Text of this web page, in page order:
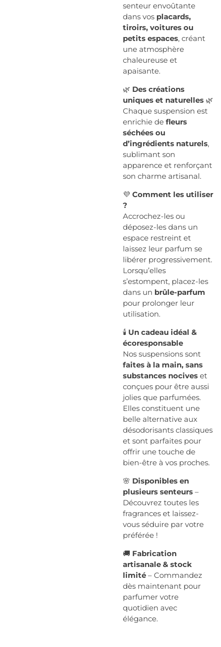
senteur envoûtante
dans vos placards,
tiroirs, voitures ou
petits espaces, créant
une atmosphère
chaleureuse et
apaisante.
🌿 Des créations
uniques et naturelles 🌿
Chaque suspension est
enrichie de fleurs
séchées ou
d’ingrédients naturels,
sublimant son
apparence et renforçant
son charme artisanal.
💜 Comment les utiliser
?
Accrochez-les ou
déposez-les dans un
espace restreint et
laissez leur parfum se
libérer progressivement.
Lorsqu’elles
s’estompent, placez-les
dans un brûle-parfum
pour prolonger leur
utilisation.
🕯️ Un cadeau idéal &
écoresponsable
Nos suspensions sont
faites à la main, sans
substances nocives et
conçues pour être aussi
jolies que parfumées.
Elles constituent une
belle alternative aux
désodorisants classiques
et sont parfaites pour
offrir une touche de
bien-être à vos proches.
🌸 Disponibles en
plusieurs senteurs –
Découvrez toutes les
fragrances et laissez-
vous séduire par votre
préférée !
🚚 Fabrication
artisanale & stock
limité – Commandez
dès maintenant pour
parfumer votre
quotidien avec
élégance.